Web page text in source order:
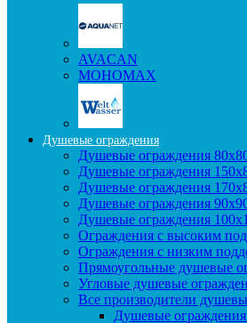
AVACAN
МОНОМАХ
Душевые ограждения
Душевые ограждения
Душевые ограждения
Душевые ограждения
Душевые ограждения
Душевые ограждения
Ограждения с высоким
Ограждения с низким
Прямоугольные душевые
Угловые душевые
Все производители
Душевые